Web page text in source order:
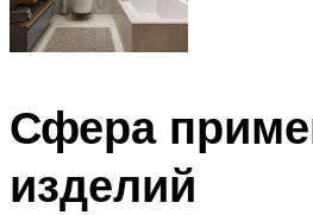
Сфера
изделий